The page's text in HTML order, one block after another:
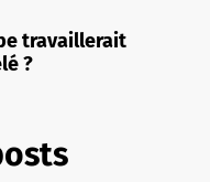
travaillerait
?